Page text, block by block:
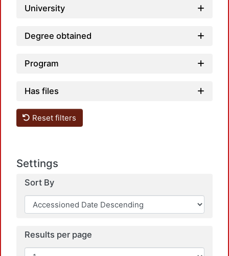
University
Degree obtained
Program
Has files
Reset filters
Settings
Sort By
Results per page